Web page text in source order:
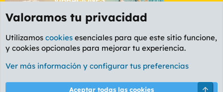
Etiquetas
Cookies
PL OLDSTYLE AMARILLO
Valoramos tu privacidad
Utilizamos cookies esenciales para que este sitio funcione,
y cookies opcionales para mejorar tu experiencia.
Ver más información y configurar tus preferencias
Aceptar todas las cookies